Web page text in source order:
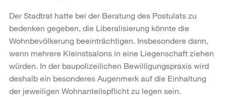
Der Stadtrat hatte bei der Beratung des Postulats zu
bedenken gegeben, die Liberalisierung könnte die
Wohnbevölkerung beeinträchtigen. Insbesondere dann,
wenn mehrere Kleinstsalons in eine Liegenschaft ziehen
würden. In der baupolizeilichen Bewilligungspraxis wird
deshalb ein besonderes Augenmerk auf die Einhaltung
der jeweiligen Wohnanteilspflicht zu legen sein.